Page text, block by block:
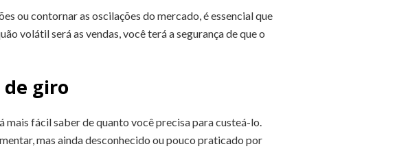
ou contornar as oscilações do mercado, é essencial que
volátil será as vendas, você terá a segurança de que o
giro
mais fácil saber de quanto você precisa para custeá-lo.
mas ainda desconhecido ou pouco praticado por